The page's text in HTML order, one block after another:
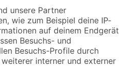
Versandarten